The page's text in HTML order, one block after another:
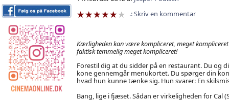
Skriv en kommentar
Kærligheden kan være kompliceret, meget
faktisk temmelig meget kompliceret!
Forestil dig at du sidder på en restaurant. Du og
kone gennemgår menukortet. Du spørger din
hvad hun kunne tænke sig. Hun svarer: En
Bang, lige i fjæset. Sådan er virkeligheden for Cal